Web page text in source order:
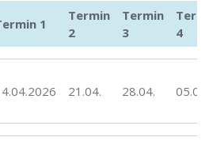
1
Termin
2
Termin
3
4
21.04. 28.04. 05.05.